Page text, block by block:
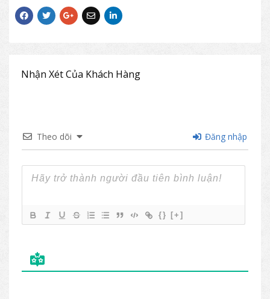
Nhận Xét Của Khách Hàng
Theo dõi Đăng nhập
{} [+]